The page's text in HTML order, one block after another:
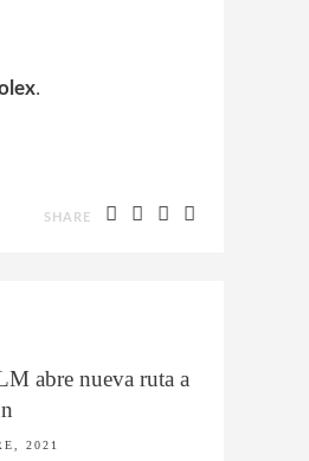
.
SHARE
abre nueva ruta a
2021